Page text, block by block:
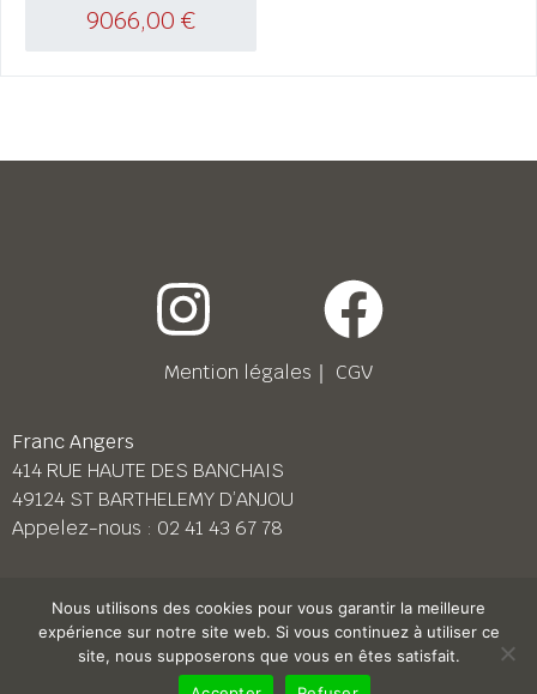
9066,00 €
Mention légales ｜ CGV
Franc Angers
414 RUE HAUTE DES BANCHAIS
49124 ST BARTHELEMY D’ANJOU
Appelez-nous : 02 41 43 67 78
Franc Le Mans
158 BD PIERRE LEFAUCHEUX
72230 ARNAGE
02 43 87 38 08
Nous utilisons des cookies pour vous garantir la meilleure
expérience sur notre site web. Si vous continuez à utiliser ce
site, nous supposerons que vous en êtes satisfait.